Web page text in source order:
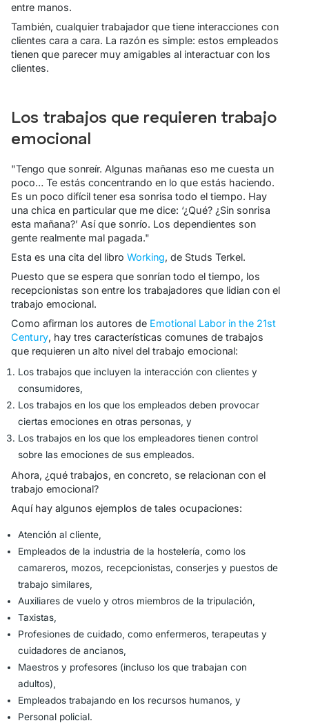
entre manos.
También, cualquier trabajador que tiene interacciones con
clientes cara a cara. La razón es simple: estos empleados
tienen que parecer muy amigables al interactuar con los
clientes.
Los trabajos que requieren trabajo
emocional
"Tengo que sonreír. Algunas mañanas eso me cuesta un
poco… Te estás concentrando en lo que estás haciendo.
Es un poco difícil tener esa sonrisa todo el tiempo. Hay
una chica en particular que me dice: ‘¿Qué? ¿Sin sonrisa
esta mañana?’ Así que sonrío. Los dependientes son
gente realmente mal pagada."
Esta es una cita del libro Working, de Studs Terkel.
Puesto que se espera que sonrían todo el tiempo, los
recepcionistas son entre los trabajadores que lidian con el
trabajo emocional.
Como afirman los autores de Emotional Labor in the 21st
Century, hay tres características comunes de trabajos
que requieren un alto nivel del trabajo emocional:
Los trabajos que incluyen la interacción con clientes y
consumidores,
Los trabajos en los que los empleados deben provocar
ciertas emociones en otras personas, y
Los trabajos en los que los empleadores tienen control
sobre las emociones de sus empleados.
Ahora, ¿qué trabajos, en concreto, se relacionan con el
trabajo emocional?
Aquí hay algunos ejemplos de tales ocupaciones:
Atención al cliente,
Empleados de la industria de la hostelería, como los
camareros, mozos, recepcionistas, conserjes y puestos de
trabajo similares,
Auxiliares de vuelo y otros miembros de la tripulación,
Taxistas,
Profesiones de cuidado, como enfermeros, terapeutas y
cuidadores de ancianos,
Maestros y profesores (incluso los que trabajan con
adultos),
Empleados trabajando en los recursos humanos, y
Personal policial.